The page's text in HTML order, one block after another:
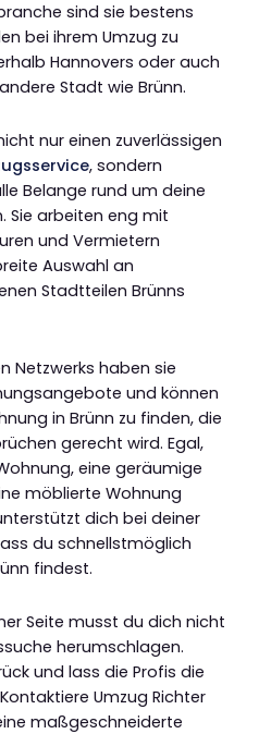
sind sie bestens
bei ihrem Umzug zu
Hannovers oder auch
Stadt wie Brünn.
nur einen zuverlässigen
, sondern
Belange rund um deine
Sie arbeiten eng mit
und Vermietern
Auswahl an
Stadtteilen Brünns
Netzwerks haben sie
und können
in Brünn zu finden, die
gerecht wird. Egal,
eine geräumige
möblierte Wohnung
dich bei deiner
du schnellstmöglich
findest.
Seite musst du dich nicht
herumschlagen.
und lass die Profis die
Umzug Richter
maßgeschneiderte